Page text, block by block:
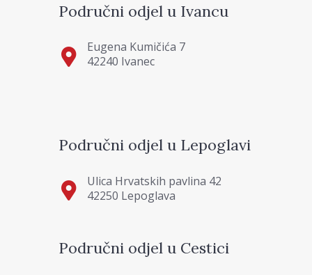
Područni odjel u Ivancu
Eugena Kumičića 7
42240 Ivanec
Područni odjel u Lepoglavi
Ulica Hrvatskih pavlina 42
42250 Lepoglava
Područni odjel u Cestici